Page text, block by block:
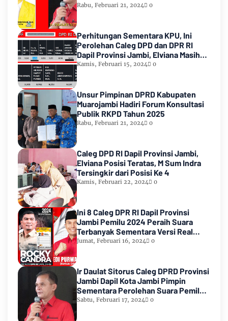
Rabu, Februari 21, 2024 0
Perhitungan Sementara KPU, Ini
Perolehan Caleg DPD dan DPR RI
Dapil Provinsi Jambi, Elviana Masih
Urutan Kedua Teratas
Kamis, Februari 15, 2024 0
Unsur Pimpinan DPRD Kabupaten
Muarojambi Hadiri Forum Konsultasi
Publik RKPD Tahun 2025
Rabu, Februari 21, 2024 0
Caleg DPD RI Dapil Provinsi Jambi,
Elviana Posisi Teratas, M Sum Indra
Tersingkir dari Posisi Ke 4
Kamis, Februari 22, 2024 0
Ini 8 Caleg DPR RI Dapil Provinsi
Jambi Pemilu 2024 Peraih Suara
Terbanyak Sementara Versi Real
Count KPU RI
Jumat, Februari 16, 2024 0
Ir Daulat Sitorus Caleg DPRD Provinsi
Jambi Dapil Kota Jambi Pimpin
Sementara Perolehan Suara Pemilu
2024
Sabtu, Februari 17, 2024 0